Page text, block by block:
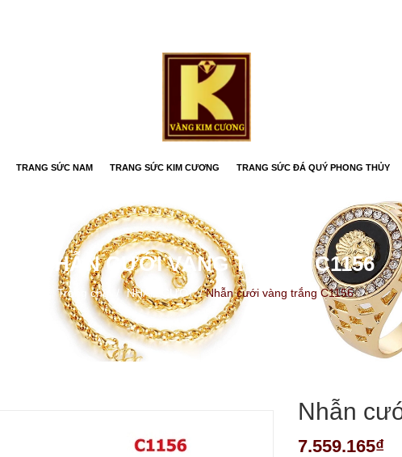
TRANG SỨC NAM TRANG SỨC KIM CƯƠNG TRANG SỨC ĐÁ QUÝ PHONG THỦY
NHẪN CƯỚI VÀNG TRẮNG C1156
Trang chủ NHẪN CƯỚI / Nhẫn cưới vàng trắng C1156
Nhẫn
7.559.165₫